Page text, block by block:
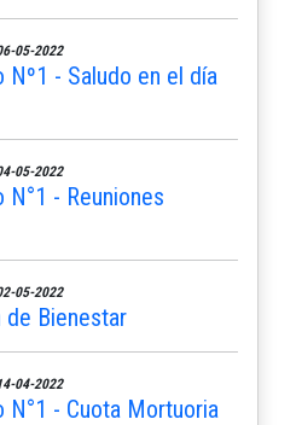
05-2022
Nº1 - Saludo en el día
05-2022
N°1 - Reuniones
05-2022
de Bienestar
04-2022
N°1 - Cuota Mortuoria